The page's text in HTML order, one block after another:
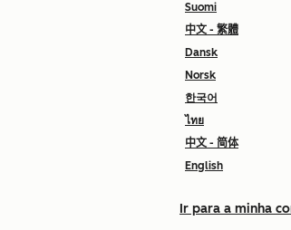
Suomi
中文 - 繁體
Dansk
Norsk
한국어
ไทย
中文 - 简体
English
Ir para a minha